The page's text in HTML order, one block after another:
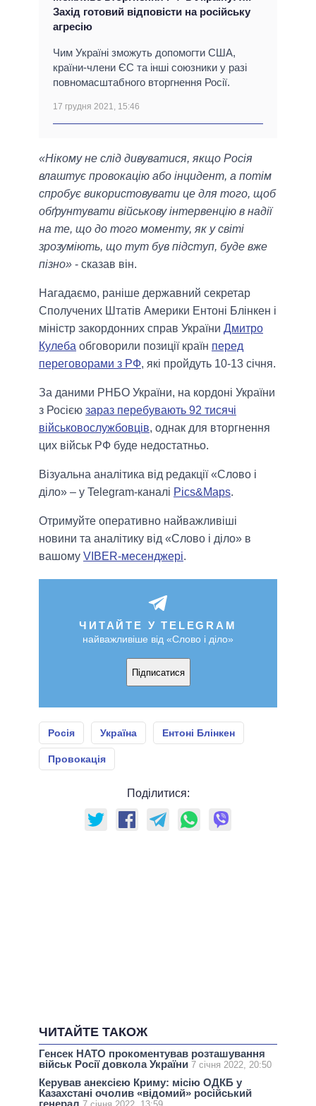
Захід готовий відповісти на російську
агресію
Чим Україні зможуть допомогти США,
країни-члени ЄС та інші союзники у разі
повномасштабного вторгнення Росії.
17 грудня 2021, 15:46
«Нікому не слід дивуватися, якщо Росія
влаштує провокацію або інцидент, а потім
спробує використовувати це для того, щоб
обґрунтувати військову інтервенцію в надії
на те, що до того моменту, як у світі
зрозуміють, що тут був підступ, буде вже
пізно» - сказав він.
Нагадаємо, раніше державний секретар
Сполучених Штатів Америки Ентоні Блінкен і
міністр закордонних справ України Дмитро
Кулеба обговорили позиції країн перед
переговорами з РФ, які пройдуть 10-13 січня.
За даними РНБО України, на кордоні України
з Росією зараз перебувають 92 тисячі
військовослужбовців, однак для вторгнення
цих військ РФ буде недостатньо.
Візуальна аналітика від редакції «Слово і
діло» – у Telegram-каналі Pics&Maps.
Отримуйте оперативно найважливіші
новини та аналітику від «Слово і діло» в
вашому VIBER-месенджері.
ЧИТАЙТЕ У TELEGRAM
найважливіше від «Слово і діло»
Підписатися
Росія Україна Ентоні Блінкен
Провокація
Поділитися:
ЧИТАЙТЕ ТАКОЖ
Генсек НАТО прокоментував розташування
військ Росії довкола України 7 січня 2022, 20:50
Керував анексією Криму: місію ОДКБ у
Казахстані очолив «відомий» російський